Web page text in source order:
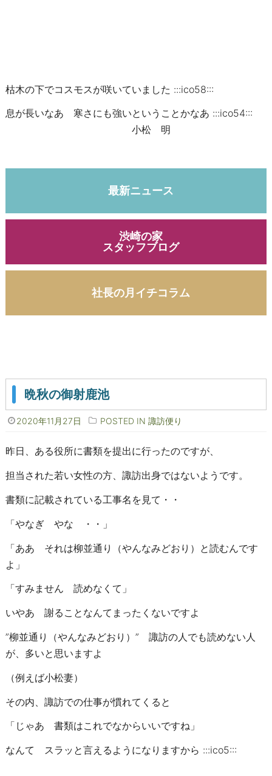
枯木の下でコスモスが咲いていました :::ico58:::
息が長いなあ 寒さにも強いということかなあ :::ico54:::
小松 明
最新ニュース
渋崎の家
スタッフブログ
社長の月イチコラム
晩秋の御射鹿池
2020年11月27日 POSTED IN 諏訪便り
昨日、ある役所に書類を提出に行ったのですが、
担当された若い女性の方、諏訪出身ではないようです。
書類に記載されている工事名を見て・・
「やなぎ やな ・・」
「ああ それは柳並通り（やんなみどおり）と読むんです
よ」
「すみません 読めなくて」
いやあ 謝ることなんてまったくないですよ
”柳並通り（やんなみどおり）” 諏訪の人でも読めない人
が、多いと思いますよ
（例えば小松妻）
その内、諏訪での仕事が慣れてくると
「じゃあ 書類はこれでなからいいですね」
なんて スラッと言えるようになりますから :::ico5:::